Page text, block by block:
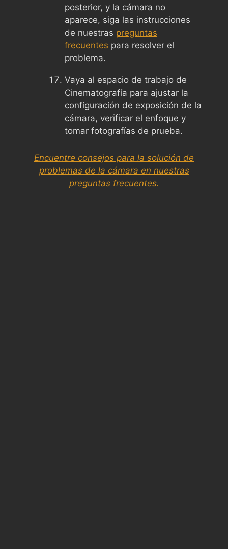
posterior, y la cámara no
aparece, siga las instrucciones
de nuestras preguntas
frecuentes para resolver el
problema.
Vaya al espacio de trabajo de
Cinematografía para ajustar la
configuración de exposición de la
cámara, verificar el enfoque y
tomar fotografías de prueba.
Encuentre consejos para la solución de
problemas de la cámara en nuestras
preguntas frecuentes.